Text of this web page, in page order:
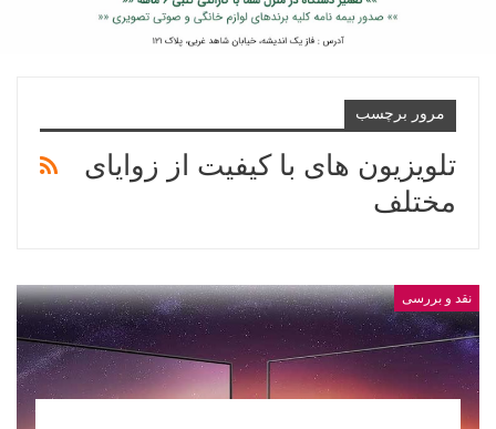
مرور برچسب
تلویزیون های با کیفیت از زوایای
مختلف
نقد و بررسی